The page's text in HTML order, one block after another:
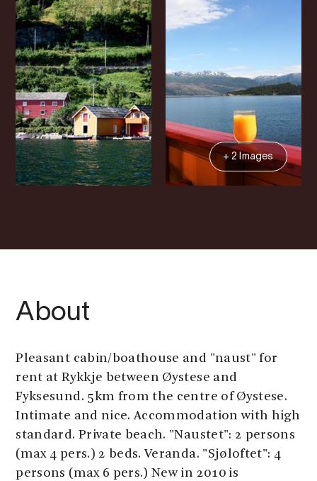
+ 2 Images
About
Pleasant cabin/boathouse and "naust" for
rent at Rykkje between Øystese and
Fyksesund. 5km from the centre of Øystese.
Intimate and nice. Accommodation with high
standard. Private beach. "Naustet": 2 persons
(max 4 pers.) 2 beds. Veranda. "Sjøloftet": 4
persons (max 6 pers.) New in 2010 is